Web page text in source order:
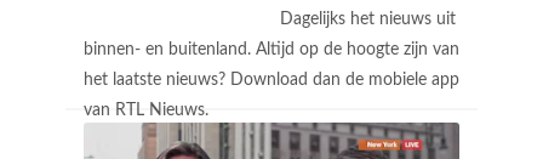
Dagelijks het nieuws uit
binnen- en buitenland. Altijd op de hoogte zijn van
het laatste nieuws? Download dan de mobiele app
van RTL Nieuws.